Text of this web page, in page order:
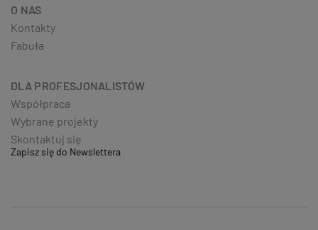
O NAS
Kontakty
Fabuła
DLA PROFESJONALISTÓW
Współpraca
Wybrane projekty
Skontaktuj się
Zapisz się do Newslettera